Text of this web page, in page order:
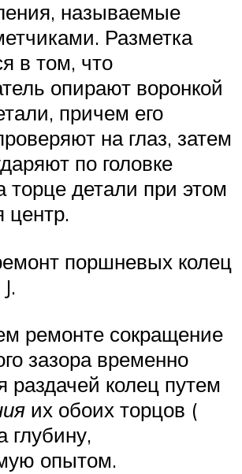
называемые
Разметка
в том, что
опирают воронкой
причем его
на глаз, затем
по головке
торце детали при этом
центр.
поршневых колец
ремонте сокращение
зазора временно
раздачей колец путем
их обоих торцов (
глубину,
опытом.